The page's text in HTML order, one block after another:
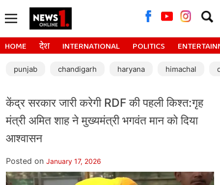
for:
HOME देश INTERNATIONAL POLITICS
punjab chandigarh haryana himachal
केंद्र सरकार जारी करेगी RDF की पहली किश्त:गृह
मंत्री अमित शाह ने मुख्यमंत्री भगवंत मान को दिया
आश्वासन
Posted on January 17, 2026